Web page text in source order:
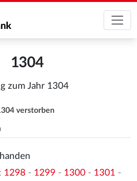
1304
zum Jahr 1304
verstorben
1298 - 1299 - 1300 - 1301 -